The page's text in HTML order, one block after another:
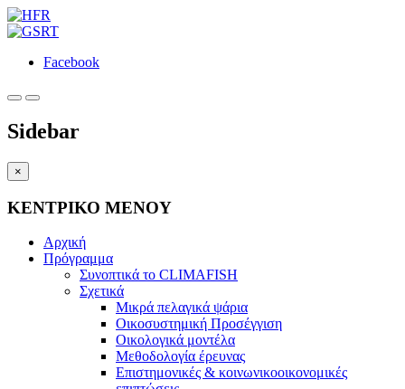
Facebook
Sidebar
×
ΚΕΝΤΡΙΚΟ ΜΕΝΟΥ
Αρχική
Πρόγραμμα
Συνοπτικά το CLIMAFISH
Σχετικά
Μικρά πελαγικά ψάρια
Οικοσυστημική Προσέγγιση
Οικολογικά μοντέλα
Μεθοδολογία έρευνας
Επιστημονικές & κοινωνικοοικονομικές